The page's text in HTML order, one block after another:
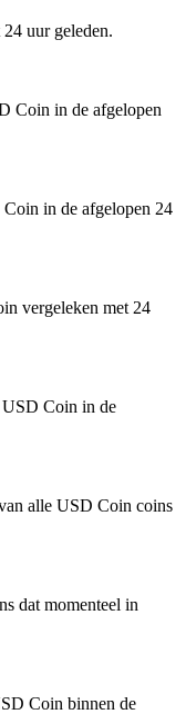
uur geleden.
Coin in de afgelopen
in de afgelopen 24
vergeleken met 24
USD Coin in de
alle USD Coin coins
dat momenteel in
Coin binnen de